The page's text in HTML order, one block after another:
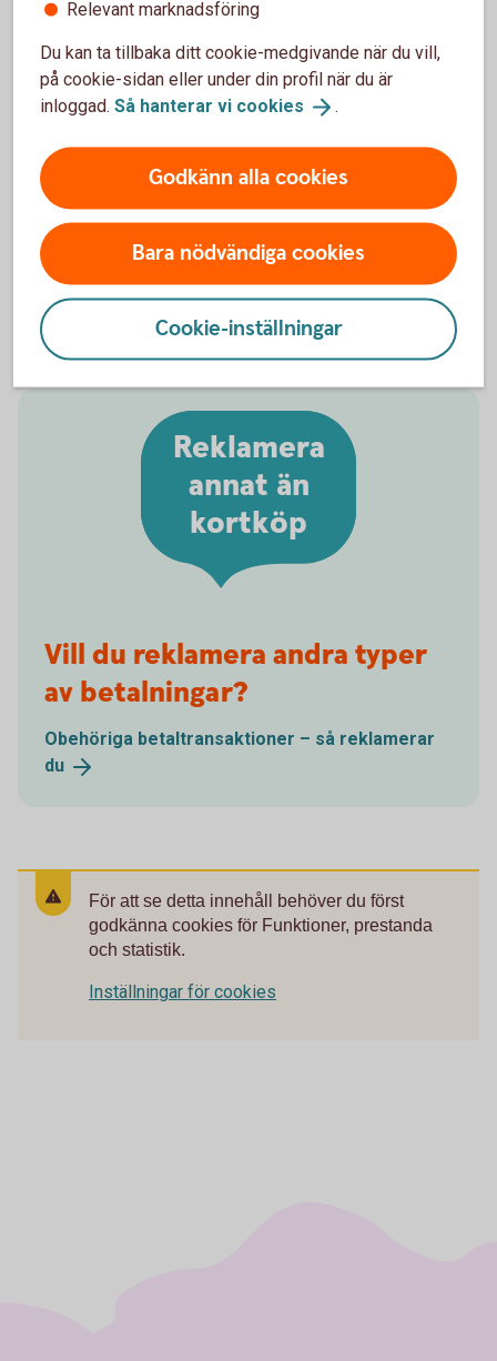
reklamationsrätten
Banken har ingen skyldighet men kan i vissa fall
hjälpa till vid reklamation av vara eller tjänst. Banken
dokumentationskrav och tidsgränser som behöver
följas vid en kortreklamation. Det gäller för dig som
kund att agera så snart som möjligt för att inte
förlora eventuell reklamationsrätt. Därför är det
viktigt att du bifogar all dokumentation du har för ett
kortköp som blivit fel i din kortreklamation.
Reklamera
annat än
kortköp
Vill du reklamera andra typer
av betalningar?
Obehöriga betaltransaktioner – så reklamerar
du
För att se detta innehåll behöver du först
godkänna cookies för Funktioner, prestanda
och statistik.
Inställningar för cookies
Relevant marknadsföring
Du kan ta tillbaka ditt cookie-medgivande när du vill,
på cookie-sidan eller under din profil när du är
inloggad. Så hanterar vi cookies .
Godkänn alla cookies
Bara nödvändiga cookies
Cookie-inställningar